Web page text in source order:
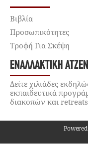
Βιβλία
Προσωπικότητες
Τροφή Για Σκέψη
ΕΝΑΛΛΑΚΤΙΚΉ
Δείτε χιλιάδες
εκπαιδευτικά
διακοπών και